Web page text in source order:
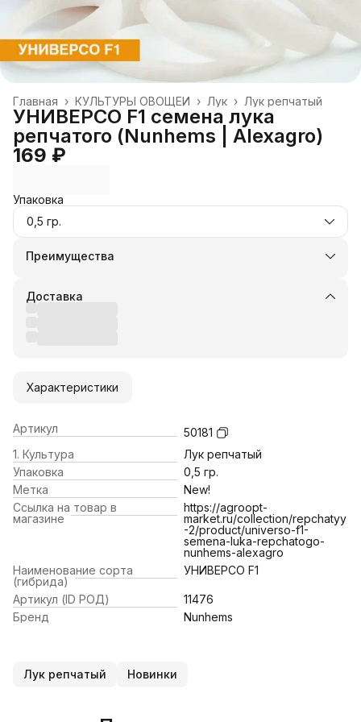
Лук репчатый
Лук ›
КУЛЬТУРЫ ОВОЩЕЙ ›
Главная ›
УНИВЕРСО F1 семена лука
репчатого (Nunhems | Alexagro)
169 ₽
Упаковка
0,5 гр.
Преимущества
Оплата частями в Сплит
Удобный возврат
Доставка
Характеристики
Артикул
50181
1. Культура
Лук репчатый
Упаковка
0,5 гр.
Метка
New!
Ссылка на товар в
магазине
https://agroopt-
market.ru/collection/repchatyy
-2/product/universo-f1-
semena-luka-repchatogo-
nunhems-alexagro
Наименование сорта
(гибрида)
УНИВЕРСО F1
Артикул (ID РОД)
11476
Бренд
Nunhems
Лук репчатый Новинки